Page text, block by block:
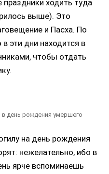
ходить туда
выше). Это
и Пасха. По
эти дни находится в
чтобы отдать
день рождения умершего
на день рождения
нежелательно, ибо в
ярче вспоминаешь